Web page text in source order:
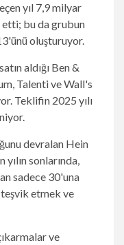
yıl 7,9 milyar
etti; bu da grubun
oluşturuyor.
aldığı Ben &
Talenti ve Wall's
Teklifin 2025 yılı
devralan Hein
yılın sonlarında,
sadece 30'una
etmek ve
ve